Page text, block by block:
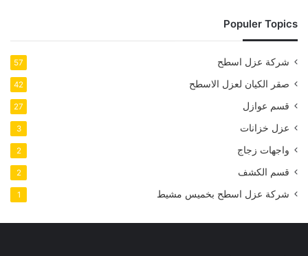
Populer Topics
شركة عزل اسطح 57
صقر الكيان لعزل الاسطح 42
قسم عوازل 27
عزل خزانات 3
واجهات زجاج 2
قسم الكشف 2
شركة عزل اسطح بخميس مشيط 1